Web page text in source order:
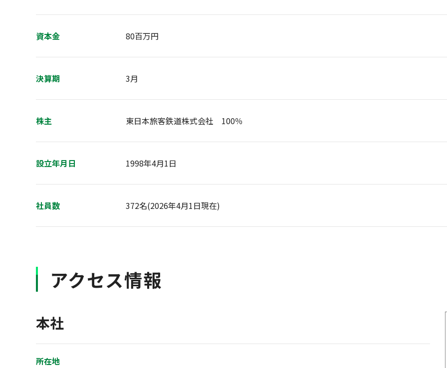
資本金 80百万円
決算期 3月
株主 東日本旅客鉄道株式会社 100％
設立年月日 1998年4月1日
社員数 372名(2026年4月1日現在)
アクセス情報
本社
所在地